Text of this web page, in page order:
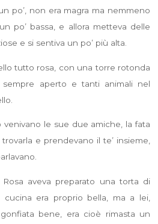
po’, non era magra ma nemmeno
po’ bassa, e allora metteva delle
e si sentiva un po’ più alta.
tutto rosa, con una torre rotonda
aperto e tanti animali nel
le sue due amiche, la fata
e prendevano il te’ insieme,
aveva preparato una torta di
era proprio bella, ma a lei,
bene, era cioè rimasta un